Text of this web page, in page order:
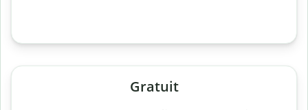
Gratuit